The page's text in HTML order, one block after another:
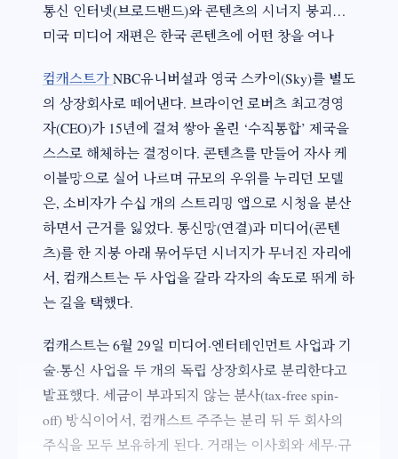
통신 인터넷(브로드밴드)와 콘텐츠의 시너지 붕괴…
미국 미디어 재편은 한국 콘텐츠에 어떤 창을 여나
컴캐스트가 NBC유니버설과 영국 스카이(Sky)를 별도
의 상장회사로 떼어낸다. 브라이언 로버츠 최고경영
자(CEO)가 15년에 걸쳐 쌓아 올린 ‘수직통합’ 제국을
스스로 해체하는 결정이다. 콘텐츠를 만들어 자사 케
이블망으로 실어 나르며 규모의 우위를 누리던 모델
은, 소비자가 수십 개의 스트리밍 앱으로 시청을 분산
하면서 근거를 잃었다. 통신망(연결)과 미디어(콘텐
츠)를 한 지붕 아래 묶어두던 시너지가 무너진 자리에
서, 컴캐스트는 두 사업을 갈라 각자의 속도로 뛰게 하
는 길을 택했다.
컴캐스트는 6월 29일 미디어·엔터테인먼트 사업과 기
술·통신 사업을 두 개의 독립 상장회사로 분리한다고
발표했다. 세금이 부과되지 않는 분사(tax-free spin-
off) 방식이어서, 컴캐스트 주주는 분리 뒤 두 회사의
주식을 모두 보유하게 된다. 거래는 이사회와 세무·규